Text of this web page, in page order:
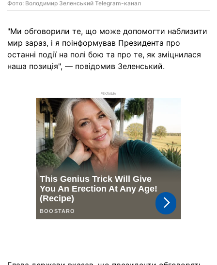
Фото: Володимир Зеленський Telegram-канал
"Ми обговорили те, що може допомогти наблизити
мир зараз, і я поінформував Президента про
останні події на полі бою та про те, як зміцнилася
наша позиція", — повідомив Зеленський.
РЕКЛАМА